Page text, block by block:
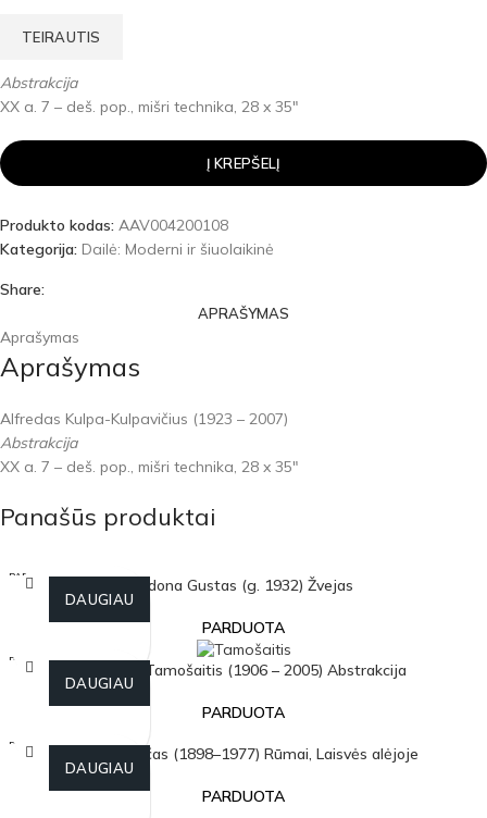
TEIRAUTIS
Abstrakcija
XX a. 7 – deš. pop., mišri technika, 28 x 35″
Į KREPŠELĮ
Produkto kodas: AAV004200108
Kategorija: Dailė: Moderni ir šiuolaikinė
Share:
APRAŠYMAS
Aprašymas
Aprašymas
Alfredas Kulpa-Kulpavičius (1923 – 2007)
Abstrakcija
XX a. 7 – deš. pop., mišri technika, 28 x 35″
Panašūs produktai
PARDU
OTA
Aldona Gustas (g. 1932) Žvejas
PARDUOTA
DAUGIAU
PARDU
OTA
Antanas Tamošaitis (1906 – 2005) Abstrakcija
PARDUOTA
DAUGIAU
PARDU
OTA
Jonas Buračas (1898–1977) Rūmai, Laisvės alėjoje
PARDUOTA
DAUGIAU